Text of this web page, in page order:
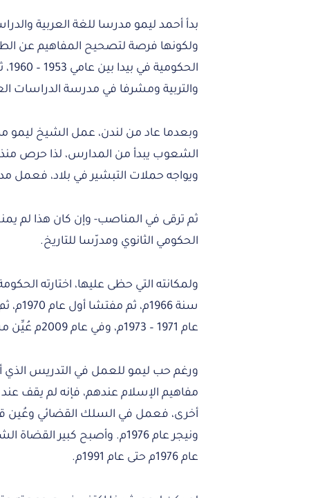
بدأ أحمد ليمو مدرسا للغة العربية
ولكونها فرصة لتصحيح المفاهيم عن
والتربية ومشرفا في مدرسة الدراسات
وبعدما عاد من لندن، عمل الشيخ ليمو
الشعوب يبدأ من المدارس، لذا حرص
ويواجه حملات التبشير في بلاد، فعمل
ثم ترقى في المناصب- وإن كان هذا لم
الحكومي الثانوي ومدرّسا للتاريخ.
ولمكانته التي حظى عليها، اختارته
سنة
عام 1971 – 1973م، وفي عام 2009م عُيِّن مستشارًا لجامعة فاونتن في أوسوجو بنيجيريا(2).
ورغم حب ليمو للعمل في التدريس الذي
مفاهيم الإسلام عندهم، فإنه لم يقف
أخرى، فعمل في السلك القضائي وعُين
ونيجر عام 1976م. وأصبح كبير
عام 1976م حتى عام 1991م.